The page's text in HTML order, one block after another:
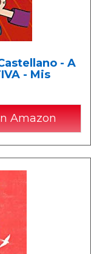
- A
- Mis
Amazon